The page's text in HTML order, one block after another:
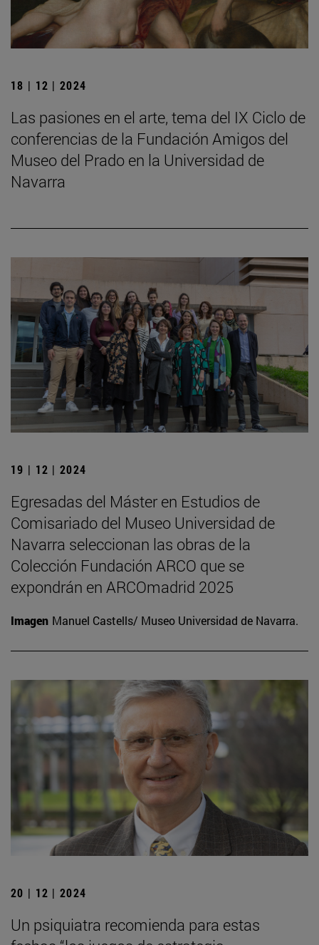
18 | 12 | 2024
Las pasiones en el arte, tema del IX Ciclo de
conferencias de la Fundación Amigos del
Museo del Prado en la Universidad de
Navarra
19 | 12 | 2024
Egresadas del Máster en Estudios de
Comisariado del Museo Universidad de
Navarra seleccionan las obras de la
Colección Fundación ARCO que se
expondrán en ARCOmadrid 2025
Imagen Manuel Castells/ Museo Universidad de Navarra.
20 | 12 | 2024
Un psiquiatra recomienda para estas